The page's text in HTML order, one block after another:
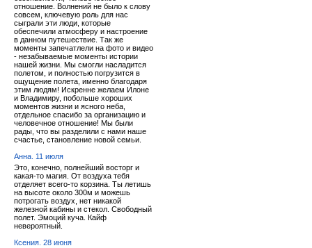
отношение. Волнений не было к слову
совсем, ключевую роль для нас
сыграли эти люди, которые
обеспечили атмосферу и настроение
в данном путешествие. Так же
моменты запечатлели на фото и видео
- незабываемые моменты истории
нашей жизни. Мы смогли насладится
полетом, и полностью погрузится в
ощущение полета, именно благодаря
этим людям! Искренне желаем Илоне
и Владимиру, побольше хороших
моментов жизни и ясного неба,
отдельное спасибо за организацию и
человечное отношение! Мы были
рады, что вы разделили с нами наше
счастье, становление новой семьи.
Анна. 11 июля
Это, конечно, полнейший восторг и
какая-то магия. От воздуха тебя
отделяет всего-то корзина. Ты летишь
на высоте около 300м и можешь
потрогать воздух, нет никакой
железной кабины и стекол. Свободный
полет. Эмоций куча. Кайф
невероятный.
Ксения. 28 июня